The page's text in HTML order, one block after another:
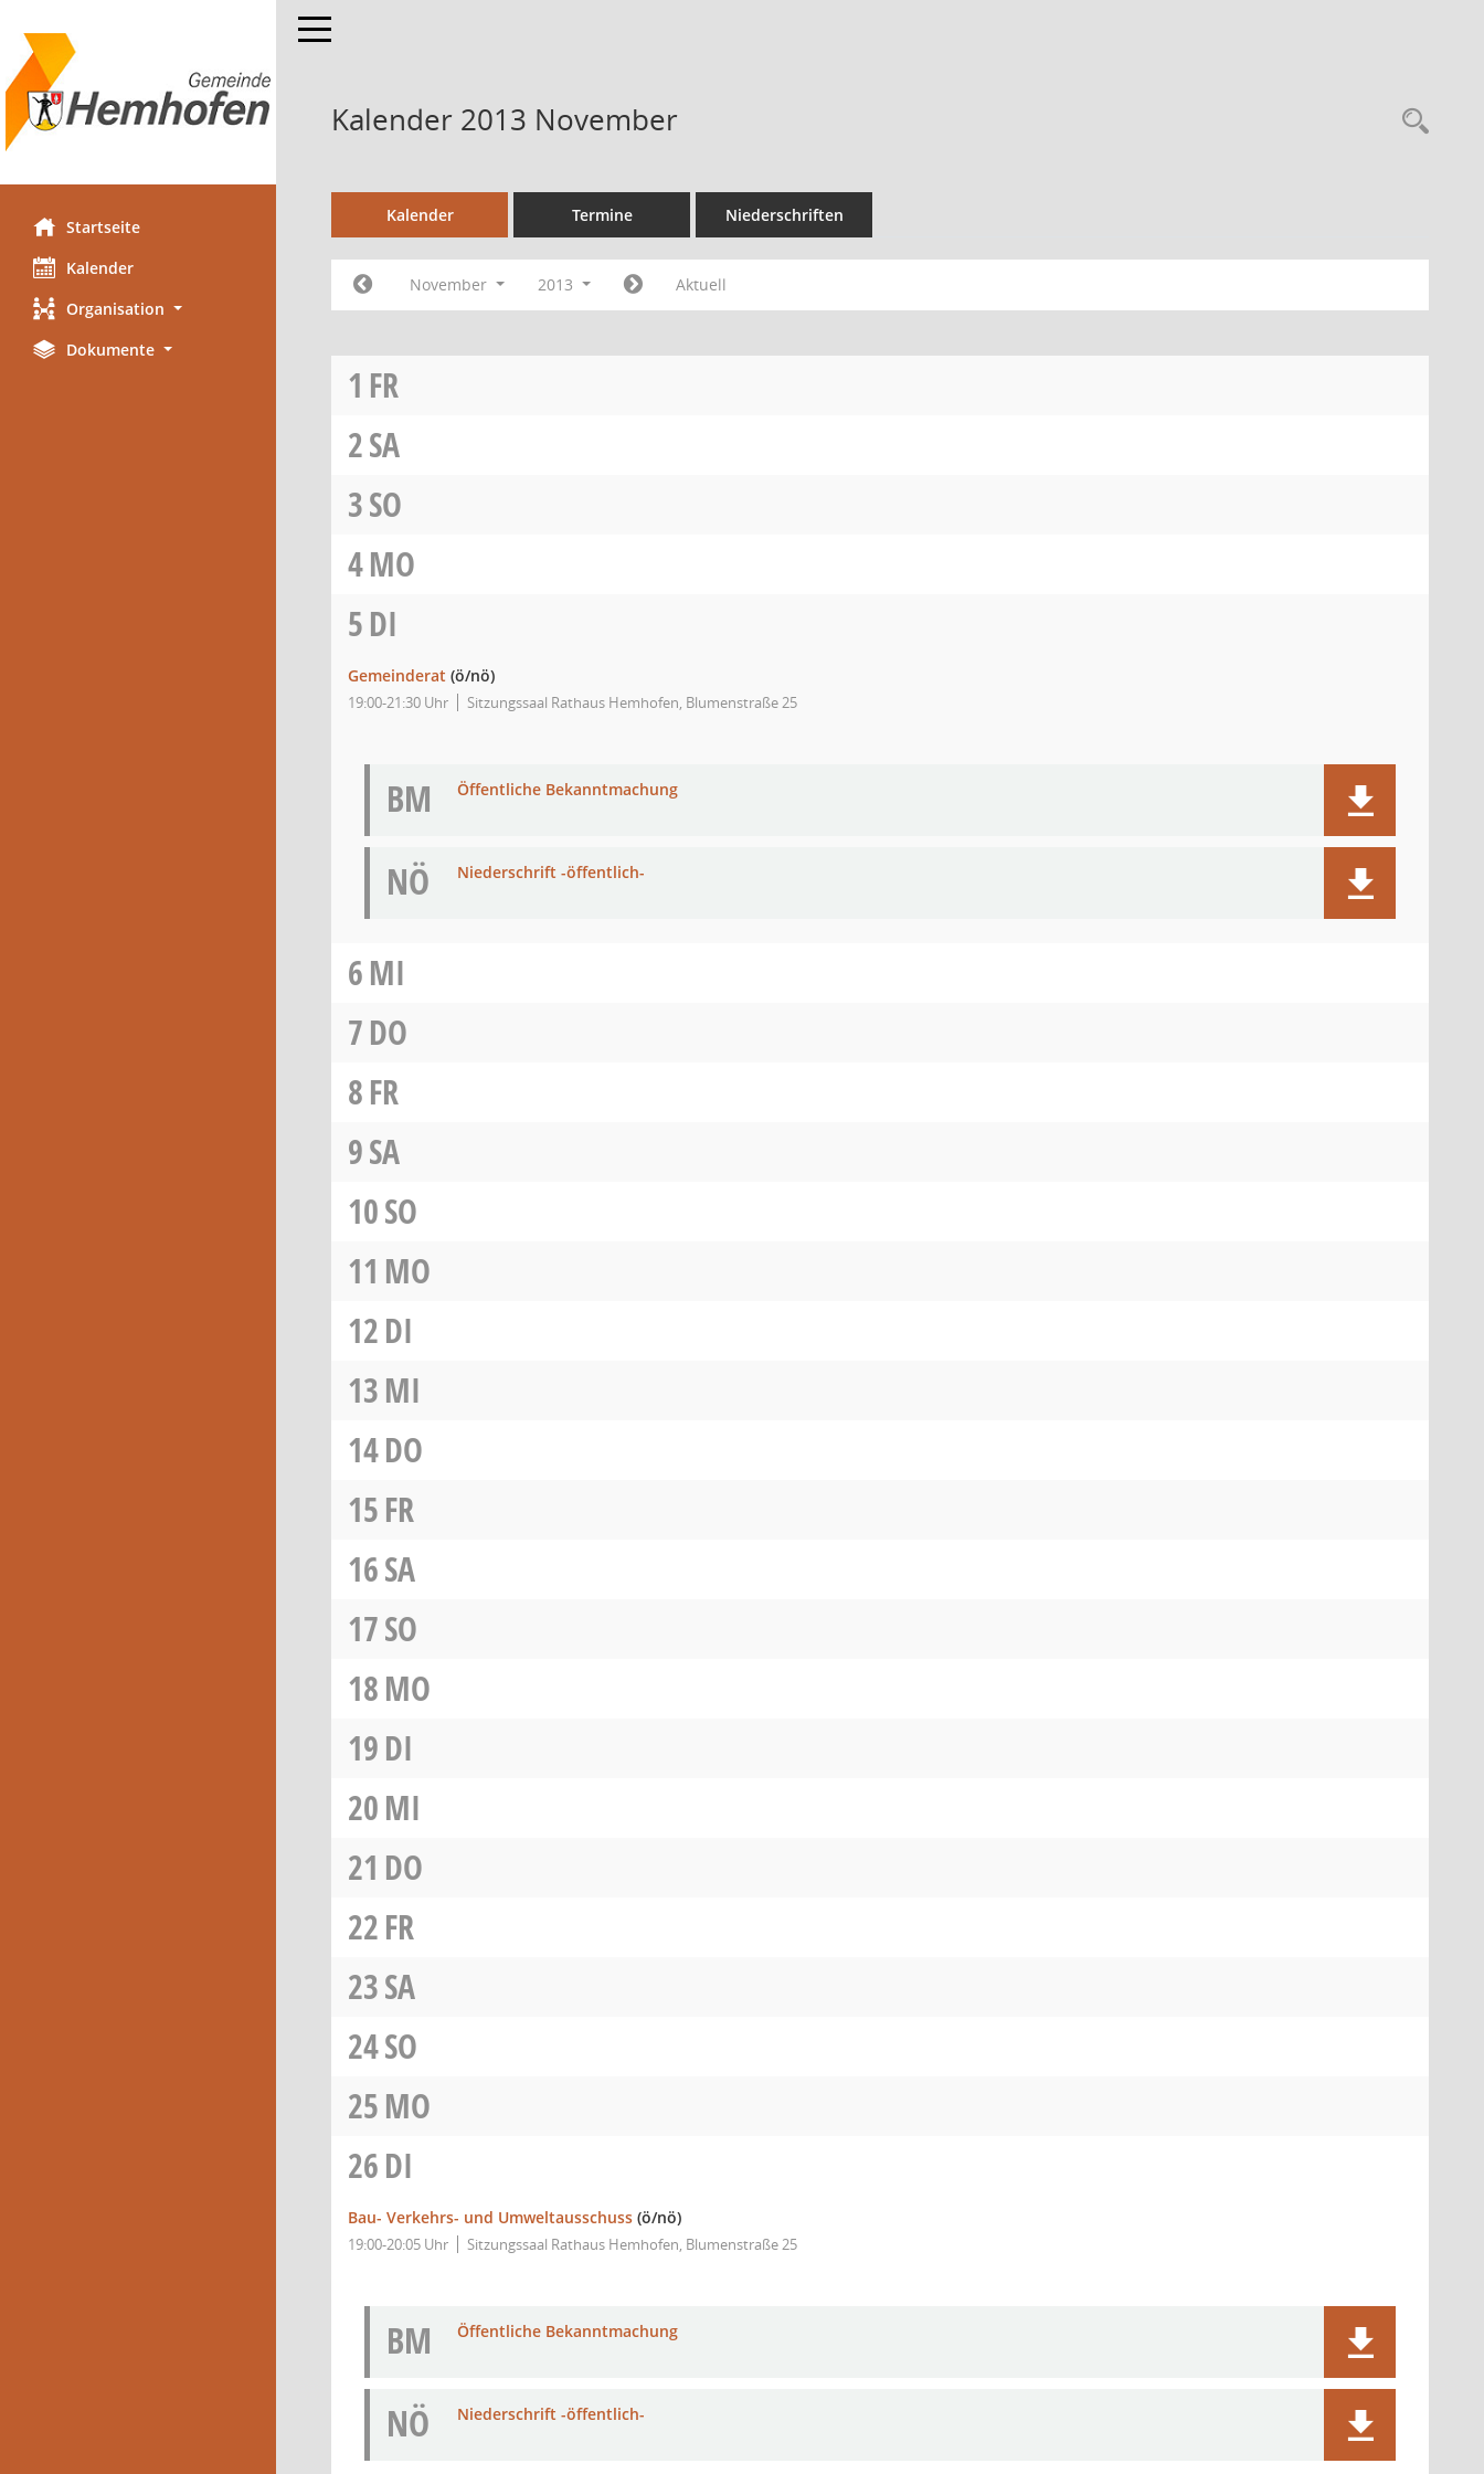
Startseite
Kalender
Organisation
Dokumente
Toggle navigation
Kalender 2013 November
Kalender Termine Niederschriften
November 2013 Aktuell
1 FR
2SA
3SO
4MO
5DI
Gemeinderat (ö/nö)
19:00-21:30 Uhr Sitzungssaal Rathaus Hemhofen, Blumenstraße 25
BM Öffentliche Bekanntmachung
NÖ Niederschrift -öffentlich-
6MI
7DO
8FR
9SA
10SO
11 MO
12DI
13MI
14DO
15FR
16SA
17SO
18MO
19DI
20MI
21 DO
22FR
23SA
24SO
25MO
26DI
Bau- Verkehrs- und Umweltausschuss (ö/nö)
19:00-20:05 Uhr Sitzungssaal Rathaus Hemhofen, Blumenstraße 25
BM Öffentliche Bekanntmachung
NÖ Niederschrift -öffentlich-